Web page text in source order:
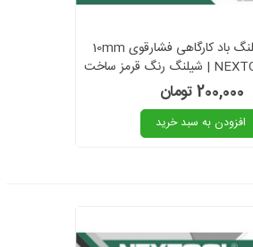
شلنگ / شیلنگ باد کارگاهی فشارقوی 10mm
نکستول NEXTOOL | شیلنگ رنگ قرمز ساخت
کره
200,000 تومان
افزودن به سبد خرید